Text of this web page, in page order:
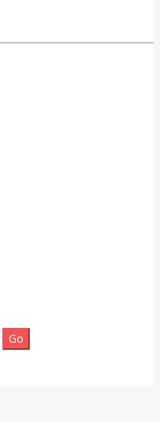
ระกาศ
า ราคาถู
ม่มีค่านาย
รับจ้าง
นที่ดิน